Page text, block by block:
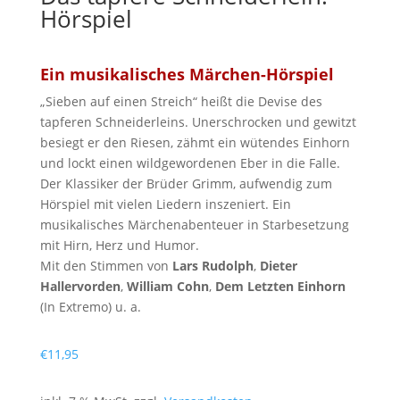
Hörspiel
Ein musikalisches Märchen-Hörspiel
„Sieben auf einen Streich“ heißt die Devise des
tapferen Schneiderleins. Unerschrocken und gewitzt
besiegt er den Riesen, zähmt ein wütendes Einhorn
und lockt einen wildgewordenen Eber in die Falle.
Der Klassiker der Brüder Grimm, aufwendig zum
Hörspiel mit vielen Liedern inszeniert. Ein
musikalisches Märchenabenteuer in Starbesetzung
mit Hirn, Herz und Humor.
Mit den Stimmen von Lars Rudolph, Dieter
Hallervorden, William Cohn, Dem Letzten Einhorn
(In Extremo) u. a.
€11,95